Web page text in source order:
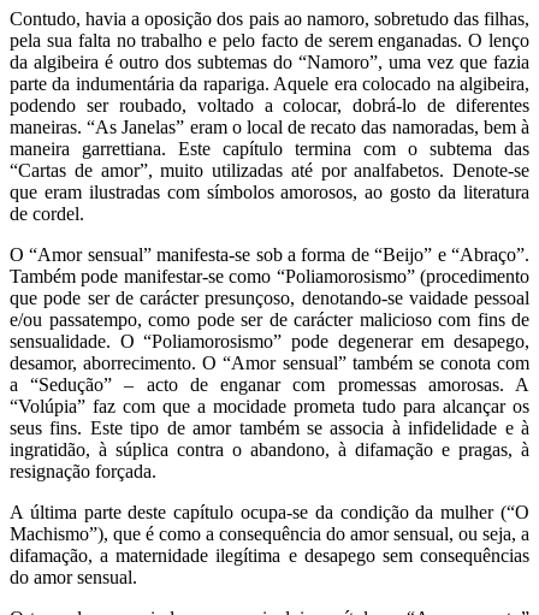
Contudo, havia a oposição dos pais ao namoro, sobretudo das filhas,
pela sua falta no trabalho e pelo facto de serem enganadas. O lenço
da algibeira é outro dos subtemas do “Namoro”, uma vez que fazia
parte da indumentária da rapariga. Aquele era colocado na algibeira,
podendo ser roubado, voltado a colocar, dobrá-lo de diferentes
maneiras. “As Janelas” eram o local de recato das namoradas, bem à
maneira garrettiana. Este capítulo termina com o subtema das
“Cartas de amor”, muito utilizadas até por analfabetos. Denote-se
que eram ilustradas com símbolos amorosos, ao gosto da literatura
de cordel.
O “Amor sensual” manifesta-se sob a forma de “Beijo” e “Abraço”.
Também pode manifestar-se como “Poliamorosismo” (procedimento
que pode ser de carácter presunçoso, denotando-se vaidade pessoal
e/ou passatempo, como pode ser de carácter malicioso com fins de
sensualidade. O “Poliamorosismo” pode degenerar em desapego,
desamor, aborrecimento. O “Amor sensual” também se conota com
a “Sedução” – acto de enganar com promessas amorosas. A
“Volúpia” faz com que a mocidade prometa tudo para alcançar os
seus fins. Este tipo de amor também se associa à infidelidade e à
ingratidão, à súplica contra o abandono, à difamação e pragas, à
resignação forçada.
A última parte deste capítulo ocupa-se da condição da mulher (“O
Machismo”), que é como a consequência do amor sensual, ou seja, a
difamação, a maternidade ilegítima e desapego sem consequências
do amor sensual.